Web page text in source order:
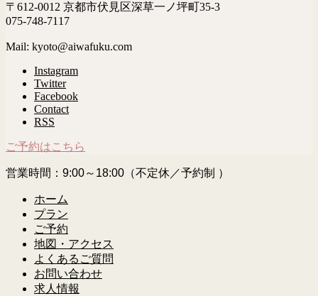
〒612-0012 京都市伏見区深草一ノ坪町35-3
075-748-7117
Mail: kyoto@aiwafuku.com
Instagram
Twitter
Facebook
Contact
RSS
ご予約はこちら
営業時間：9:00～18:00（不定休／予約制 ）
ホーム
プラン
ご予約
地図・アクセス
よくあるご質問
お問い合わせ
求人情報